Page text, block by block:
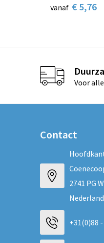
vanaf € 5,76
Voor
Contact
2741 PG
Nederland
+31(0)88